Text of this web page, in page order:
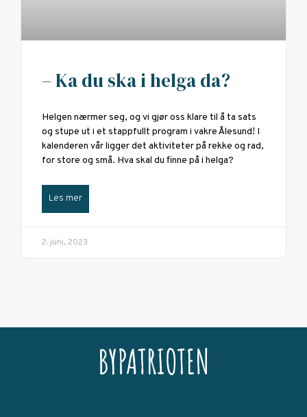
– Ka du ska i helga da?
Helgen nærmer seg, og vi gjør oss klare til å ta sats
og stupe ut i et stappfullt program i vakre Ålesund! I
kalenderen vår ligger det aktiviteter på rekke og rad,
for store og små. Hva skal du finne på i helga?
Les mer
2. juni, 2023